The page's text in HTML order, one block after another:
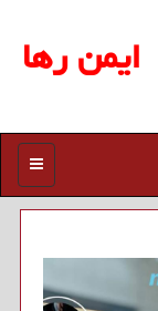
ایمن رها
منو